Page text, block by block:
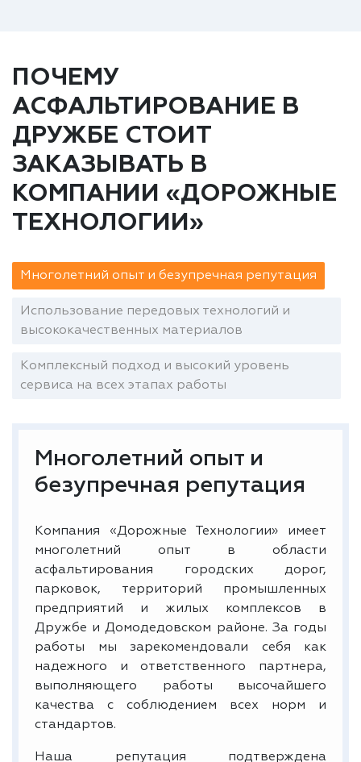
ПОЧЕМУ
АСФАЛЬТИРОВАНИЕ В
ДРУЖБЕ СТОИТ
ЗАКАЗЫВАТЬ В
КОМПАНИИ «ДОРОЖНЫЕ
ТЕХНОЛОГИИ»
Многолетний опыт и безупречная репутация
Использование передовых технологий и
высококачественных материалов
Комплексный подход и высокий уровень
сервиса на всех этапах работы
Многолетний опыт и
безупречная репутация
Компания «Дорожные Технологии» имеет
многолетний опыт в области
асфальтирования городских дорог,
парковок, территорий промышленных
предприятий и жилых комплексов в
Дружбе и Домодедовском районе. За годы
работы мы зарекомендовали себя как
надежного и ответственного партнера,
выполняющего работы высочайшего
качества с соблюдением всех норм и
стандартов.
Наша репутация подтверждена